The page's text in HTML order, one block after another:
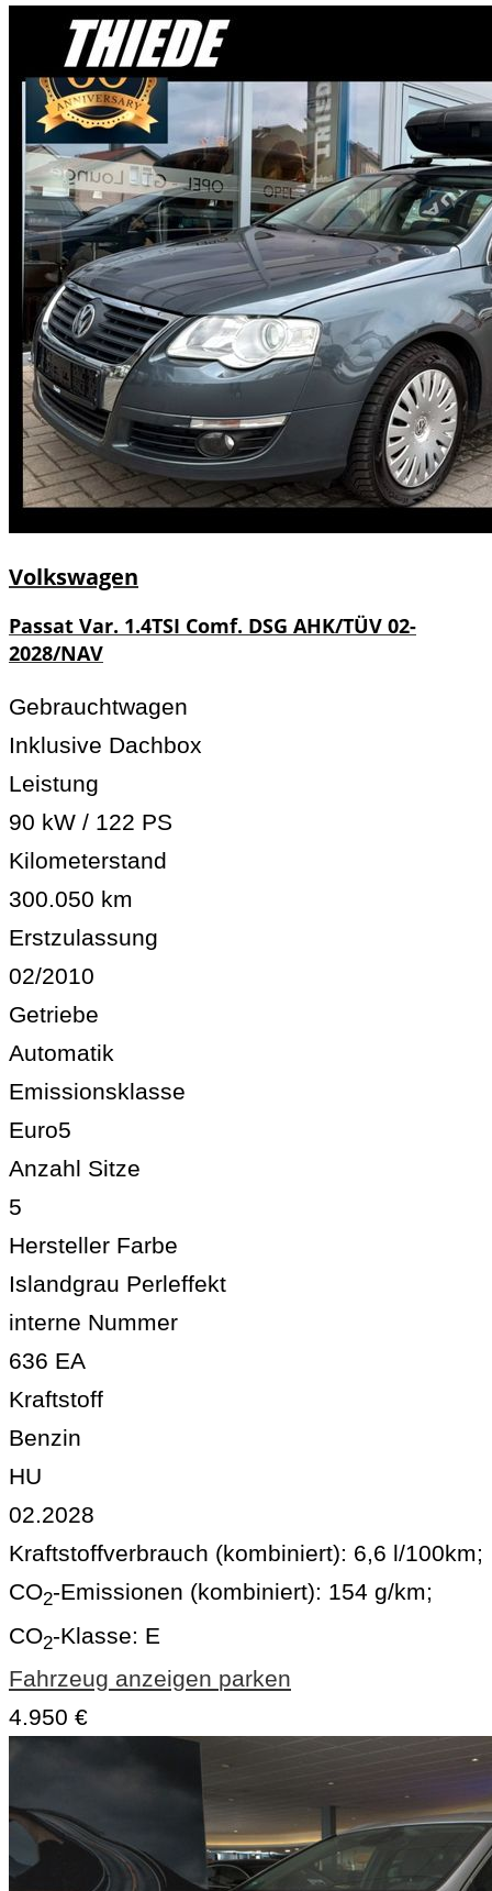
Volkswagen
Passat Var. 1.4TSI Comf. DSG AHK/TÜV 02-
2028/NAV
Gebrauchtwagen
Inklusive Dachbox
Leistung
90 kW / 122 PS
Kilometerstand
300.050 km
Erstzulassung
02/2010
Getriebe
Automatik
Emissionsklasse
Euro5
Anzahl Sitze
5
Hersteller Farbe
Islandgrau Perleffekt
interne Nummer
636 EA
Kraftstoff
Benzin
HU
02.2028
Kraftstoffverbrauch (kombiniert): 6,6 l/100km;
CO2-Emissionen (kombiniert): 154 g/km;
CO2-Klasse: E
Fahrzeug anzeigen parken
4.950 €